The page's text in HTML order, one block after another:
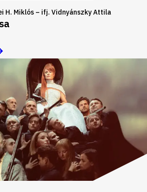
H. Miklós – ifj. Vidnyánszky Attila